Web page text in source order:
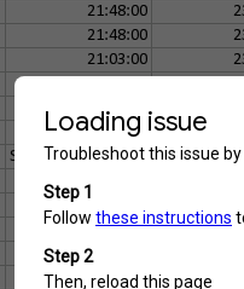
21:48:00
21:48:00
21:03:00
Starts Finišs
20:00:00
21:02:00
21:02:00
20:06:00
20:06:00